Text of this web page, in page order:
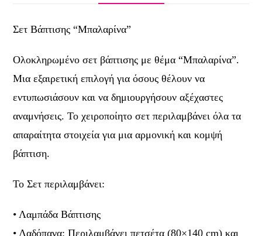
Σετ Βάπτισης “Μπαλαρίνα”
Ολοκληρωμένο σετ βάπτισης με θέμα “Μπαλαρίνα”.
Μια εξαιρετική επιλογή για όσους θέλουν να
εντυπωσιάσουν και να δημιουργήσουν αξέχαστες
αναμνήσεις. Το χειροποίητο σετ περιλαμβάνει όλα τα
απαραίτητα στοιχεία για μια αρμονική και κομψή
βάπτιση.
Το Σετ περιλαμβάνει:
• Λαμπάδα Βάπτισης
• Λαδόπανα: Περιλαμβάνει πετσέτα (80×140 cm) και